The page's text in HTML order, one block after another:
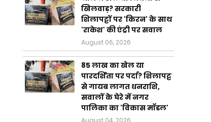
खिलवाड़? सरकारी
शिलापट्टों पर 'किरन' के साथ
'राकेश' की एंट्री पर सवाल
August 06, 2026
85 लाख का खेल या
पारदर्शिता पर पर्दा? शिलापट्ट
से गायब लागत धनराशि,
सवालों के घेरे में नगर
पालिका का 'विकास मॉडल'
August 04, 2026